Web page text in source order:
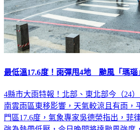
最低溫17.6度！雨彈甩4地 颱風「瑪瑙
4縣市大雨特報！北部、東北部今（24
南雲雨區東移影響，天氣較涼且有雨，
門區17.6度，氣象專家吳德榮指出，菲